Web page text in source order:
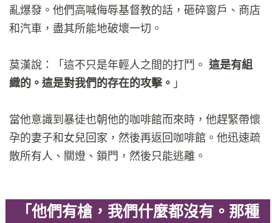
亂爆發。他們高喊侮辱基督教的話，砸碎窗戶、商店
和汽車，盡其所能地破壞一切。
莫漢說：「這不只是年輕人之間的打鬥。 這是有組
織的。這是對我們的存在的攻擊。 」
當他意識到暴徒也朝他的咖啡館而來時，他趕緊帶懷
孕的妻子和女兒回家，然後再返回咖啡館。他迅速疏
散所有人、關燈、鎖門，然後只能逃離。
「他們有槍，我們什麼都沒有。那種